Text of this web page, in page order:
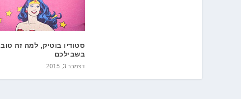
סטודיו בוטיק, למה זה טוב
בשבילכם
דצמבר 3, 2015